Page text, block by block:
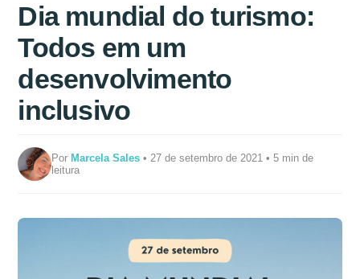
Dia mundial do turismo:
Todos em um
desenvolvimento
inclusivo
Por Marcela Sales • 27 de setembro de 2021 • 5 min de
leitura